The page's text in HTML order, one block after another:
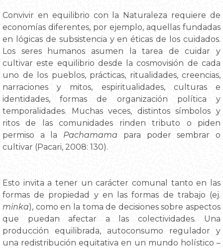
Convivir en equilibrio con la Naturaleza requiere de
economías diferentes, por ejemplo, aquellas fundadas
en lógicas de subsistencia y en éticas de los cuidados.
Los seres humanos asumen la tarea de cuidar y
cultivar este equilibrio desde la cosmovisión de cada
uno de los pueblos, prácticas, ritualidades, creencias,
narraciones y mitos, espiritualidades, culturas e
identidades, formas de organización política y
temporalidades. Muchas veces, distintos símbolos y
ritos de las comunidades rinden tributo o piden
permiso a la Pachamama para poder sembrar o
cultivar (Pacari, 2008: 130).
Esto invita a tener un carácter comunal tanto en las
formas de propiedad y en las formas de trabajo (ej.
minka), como en la toma de decisiones sobre aspectos
que puedan afectar a las colectividades. Una
producción equilibrada, autoconsumo regulador y
una redistribución equitativa en un mundo holístico –